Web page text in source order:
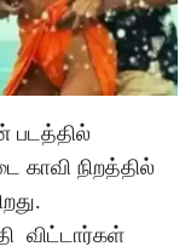
படத்தில்
காவி நிறத்தில்
விட்டார்கள்